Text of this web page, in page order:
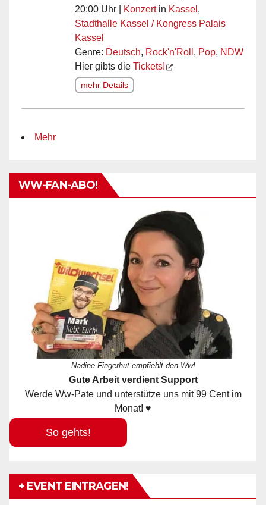
20:00 Uhr | Konzertin Kassel ,
Stadthalle Kassel / Kongress Palais
Kassel
Genre: Deutsch, Rock'n'Roll , Pop, NDW
Hier gibts die Tickets!
mehr Details
Mehr
WW-FAN-ABO!
Nadine Fingerhut empfiehlt den Ww!
Gute Arbeit verdient Support
Werde Ww-Pate und unterstütze uns mit 99 Cent im
Monat! ♥
So gehts!
+ EVENT EINTRAGEN!